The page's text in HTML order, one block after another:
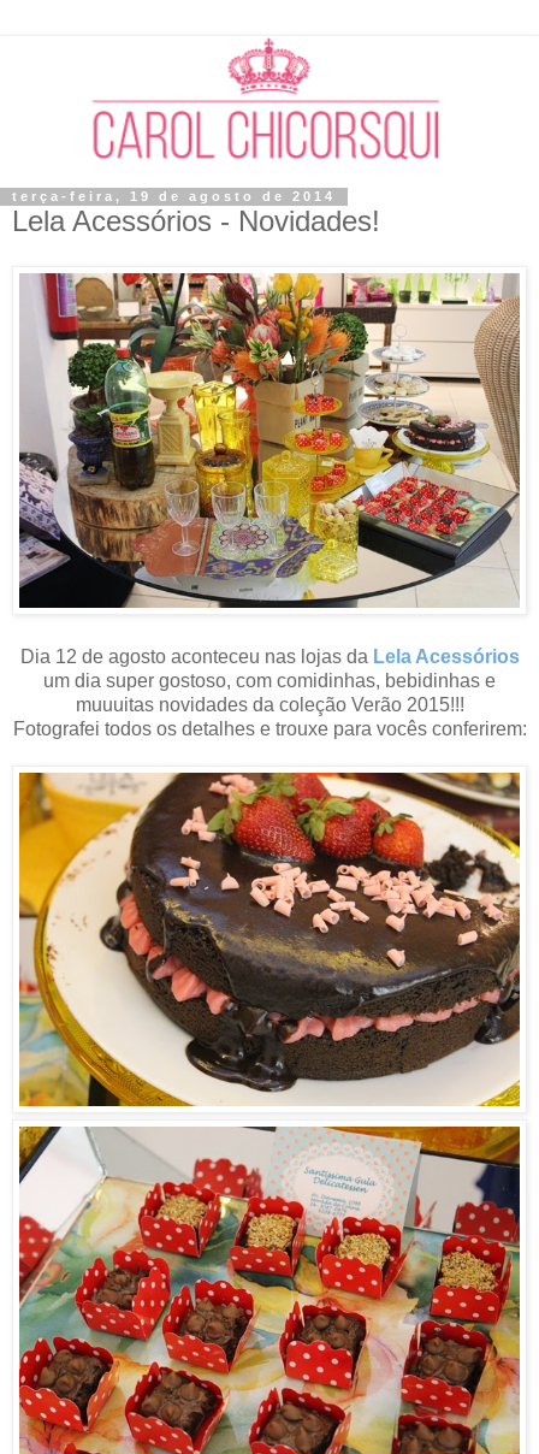
terça-feira, 19 de agosto de 2014
Lela Acessórios - Novidades!
Dia 12 de agosto aconteceu nas lojas da Lela Acessórios
um dia super gostoso, com comidinhas, bebidinhas e
muuuitas novidades da coleção Verão 2015!!!
Fotografei todos os detalhes e trouxe para vocês conferirem: